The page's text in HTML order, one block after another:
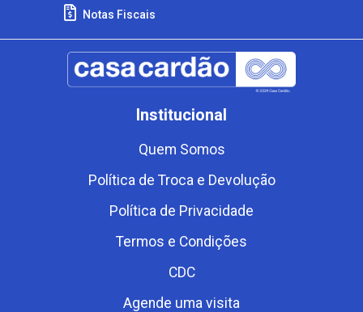
Notas Fiscais
Institucional
Quem Somos
Política de Troca e Devolução
Política de Privacidade
Termos e Condições
CDC
Agende uma visita